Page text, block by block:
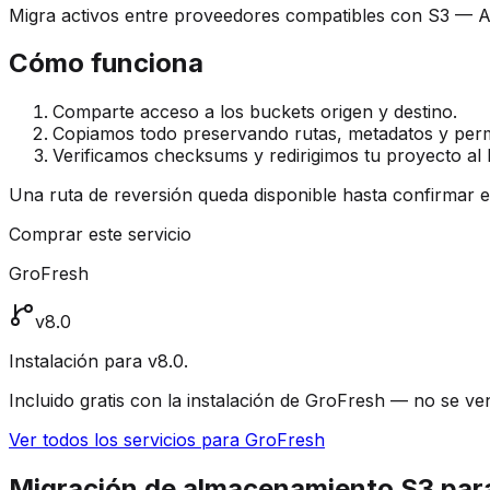
Migra activos entre proveedores compatibles con S3 —
Cómo funciona
Comparte acceso a los buckets origen y destino.
Copiamos todo preservando rutas, metadatos y
Verificamos checksums y redirigimos tu proyecto al
Una ruta de reversión queda disponible hasta confirmar
Comprar este servicio
GroFresh
v8.0
Instalación para v8.0.
Incluido gratis con la instalación de GroFresh — no se
Ver todos los servicios para GroFresh